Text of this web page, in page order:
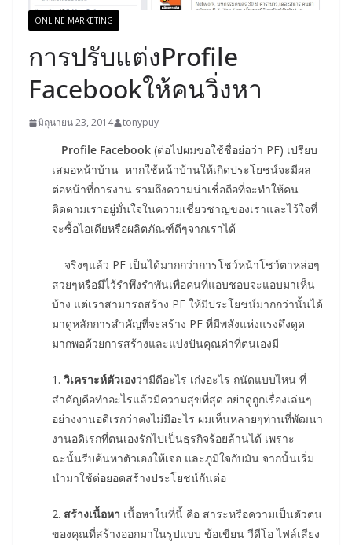
ONLINE MARKETING
การปรับแต่งProfile
Facebookให้คนวิ่งหา
มิถุนายน 23, 2014 tonypuy
Profile Facebook (ต่อไปผมขอใช้ชื่อย่อว่า PF) เปรียบ
เสมอหน้าบ้าน หากใช้หน้าบ้านให้เกิดประโยชน์จะมีผล
ต่อหน้าที่การงาน รวมถึงความน่าเชื่อถือที่จะทำให้คน
ติดตามเราอยู่มั่นใจในความเชี่ยวชาญของเราและไว้ใจที่
จะซื้อไอเดียหรือผลิตภัณฑ์ดีๆจากเราได้
จริงๆแล้ว PF เป็นได้มากกว่าการโชว์หน้าโชว์ตาหล่อๆ
สวยๆหรือมีไว้รำพึงรำพันเพื่อคนที่แอบชอบจะแอบมาเห็น
บ้าง แต่เราสามารถสร้าง PF ให้มีประโยชน์มากกว่านั้นได้
มาดูหลักการสำคัญที่จะสร้าง PF ที่มีพลังแห่งแรงดึงดูด
มากพอด้วยการสร้างและแบ่งปันคุณค่าที่ตนเองมี
1. วิเคราะห์ตัวเองว่ามีดีอะไร เก่งอะไร ถนัดแบบไหน ที่
สำคัญคือทำอะไรแล้วมีความสุขที่สุด อย่าดูถูกเรื่องเล่นๆ
อย่างงานอดิเรกว่าคงไม่มีอะไร ผมเห็นหลายๆท่านที่พัฒนา
งานอดิเรกที่ตนเองรักไปเป็นธุรกิจร้อยล้านได้ เพราะ
ฉะนั้นรีบค้นหาตัวเองให้เจอ และภูมิใจกับมัน จากนั้นเริ่ม
นำมาใช้ต่อยอดสร้างประโยชน์กันต่อ
2. สร้างเนื้อหา เนื้อหาในที่นี้ คือ สาระหรือความเป็นตัวตน
ของคุณที่สร้างออกมาในรูปแบบ ข้อเขียน วีดีโอ ไฟล์เสียง